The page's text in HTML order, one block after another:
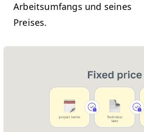
Arbeit­sum­fangs und seines
Preises.